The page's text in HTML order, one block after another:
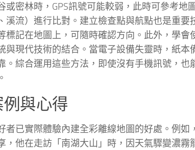
或密林時，GPS訊號可能較弱，此時可參考地
溪流）進行比對。建立檢查點與航點也是重要
標記在地圖上，可隨時確認方向。此外，學會
與現代技術的結合。當電子設備失靈時，紙本
。綜合運用這些方法，即使沒有手機訊號，也
與心得
者已實際體驗內建全彩離線地圖的好處。例如
，他在走訪「南湖大山」時，因天氣驟變濃霧